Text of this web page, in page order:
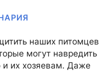
наших питомцев
могут навредить
их хозяевам. Даже